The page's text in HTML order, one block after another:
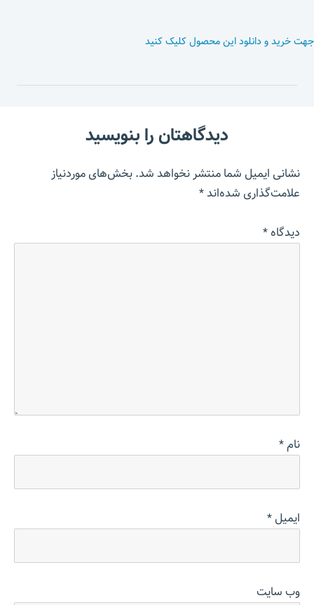
جهت خرید و دانلود این محصول کلیک کنید
دیدگاهتان را بنویسید
نشانی ایمیل شما منتشر نخواهد شد.بخش‌های موردنیاز
علامت‌گذاری شده‌اند*
دیدگاه*
نام*
ایمیل*
وب‌ سایت